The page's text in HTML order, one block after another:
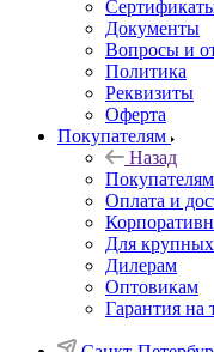
Документы
Вопросы и
Политика
Реквизиты
Оферта
Покупателям
Назад
Покупателям
Оплата и
Для крупных
Дилерам
Оптовикам
Гарантия на